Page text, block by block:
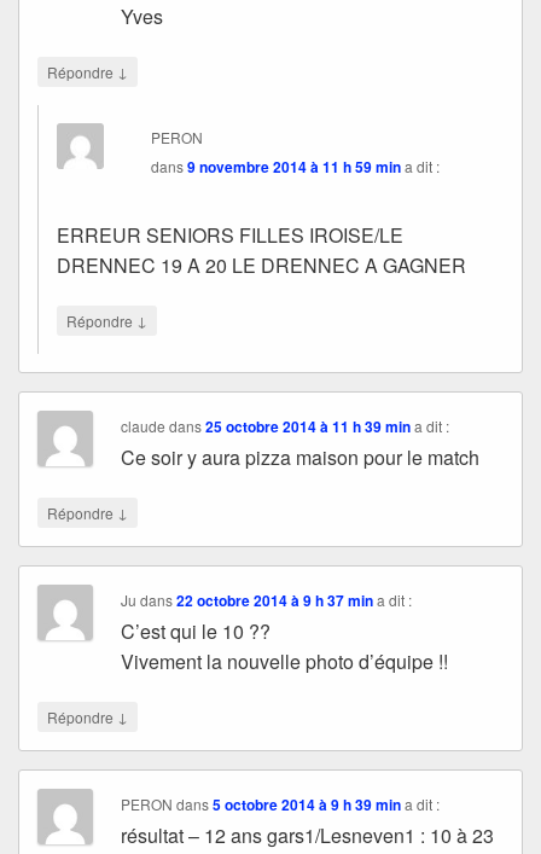
Yves
Répondre ↓
PERON
dans9 novembre 2014 à 11 h 59 mina dit :
ERREUR SENIORS FILLES IROISE/LE
DRENNEC 19 A 20 LE DRENNEC A GAGNER
Répondre ↓
claude dans25 octobre 2014 à 11 h 39 min a dit :
Ce soir y aura pizza maison pour le match
Répondre ↓
Ju dans22 octobre 2014 à 9 h 37 min a dit :
C’est qui le 10 ??
Vivement la nouvelle photo d’équipe !!
Répondre ↓
PERON dans5 octobre 2014 à 9 h 39 min a dit :
résultat – 12 ans gars1/Lesneven1 : 10 à 23